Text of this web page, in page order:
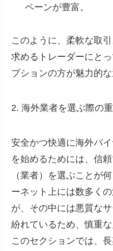
ペーンが豊富。
このように、柔軟な取
求めるトレーダーにと
プションの方が魅力的
2. 海外業者を選ぶ際の
安全かつ快適に海外バ
を始めるためには、信
（業者）を選ぶことが
ーネット上には数多く
が、その中には悪質な
紛れているため、慎重
このセクションでは、